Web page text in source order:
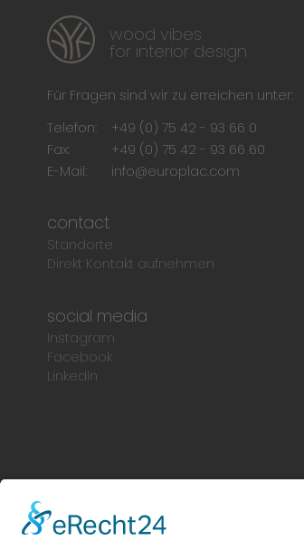
wood vibes
for interior design
Für Fragen sind wir zu erreichen unter:
Telefon:
+49 (0) 75 42 - 93 66 0
Fax:
+49 (0) 75 42 - 93 66 60
E-Mail:
info@europlac.com
contact
Standorte
Direkt Kontakt aufnehmen
social media
Instagram
Facebook
LinkedIn